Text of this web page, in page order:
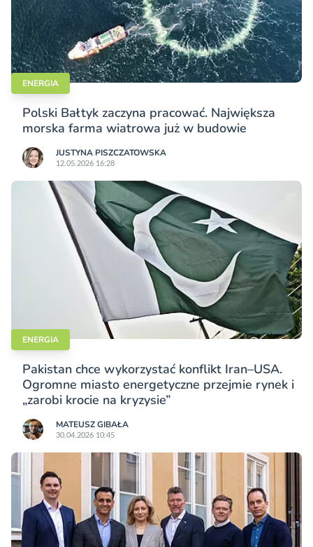
ENERGIA
Polski Bałtyk zaczyna pracować. Największa
morska farma wiatrowa już w budowie
JUSTYNA PISZCZATOWSKA
12.05.2026 16:28
ENERGIA
Pakistan chce wykorzystać konflikt Iran–USA.
Ogromne miasto energetyczne przejmie rynek i
„zarobi krocie na kryzysie”
MATEUSZ GIBAŁA
30.04.2026 10:45